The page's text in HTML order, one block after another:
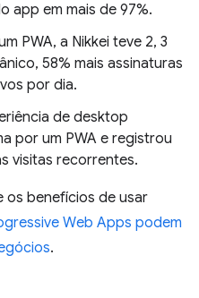
app em mais de 97%.
PWA, a Nikkei teve 2, 3
58% mais assinaturas
por dia.
de desktop
por um PWA e registrou
visitas recorrentes.
os benefícios de usar
Web Apps podem
.